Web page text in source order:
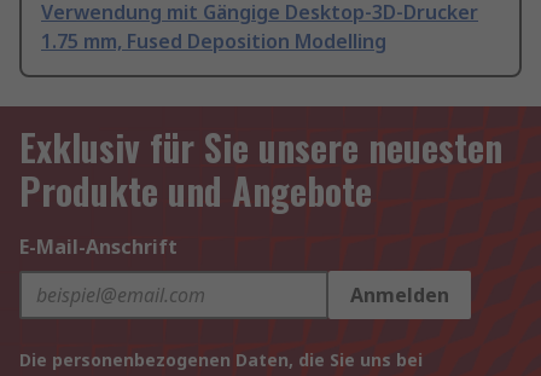
Verwendung mit Gängige Desktop-3D-Drucker
1.75 mm, Fused Deposition Modelling
Exklusiv für Sie unsere neuesten
Produkte und Angebote
E-Mail-Anschrift
Anmelden
Die personenbezogenen Daten, die Sie uns bei